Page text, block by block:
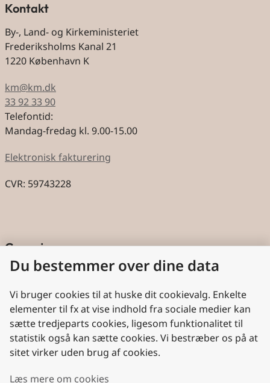
Kontakt
By-, Land- og Kirkeministeriet
Frederiksholms Kanal 21
1220 København K
km@km.dk
33 92 33 90
Telefontid:
Mandag-fredag kl. 9.00-15.00
Elektronisk fakturering
CVR: 59743228
Genveje
Cookies
Aktindsigt
Persondatabeskyttelse
Nyttige links
Plan- og Landdistriktsstyrelsen
Du bestemmer over dine data
Vi bruger cookies til at huske dit cookievalg. Enkelte
elementer til fx at vise indhold fra sociale medier kan
sætte tredjeparts cookies, ligesom funktionalitet til
statistik også kan sætte cookies. Vi bestræber os på at
sitet virker uden brug af cookies.
Læs mere om cookies